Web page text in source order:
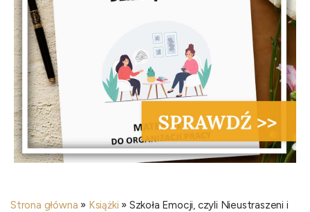
Strona główna » Książki » Szkoła Emocji, czyli Nieustraszeni i